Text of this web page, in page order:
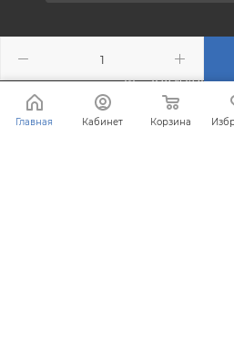
Главная Кабинет Корзина